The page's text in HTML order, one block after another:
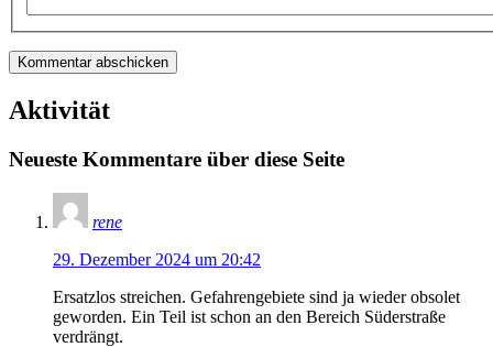
Aktivität
Neueste Kommentare über diese Seite
rene
29. Dezember 2024 um 20:42
Ersatzlos streichen. Gefahrengebiete sind ja wieder obsolet
geworden. Ein Teil ist schon an den Bereich Süderstraße
verdrängt.